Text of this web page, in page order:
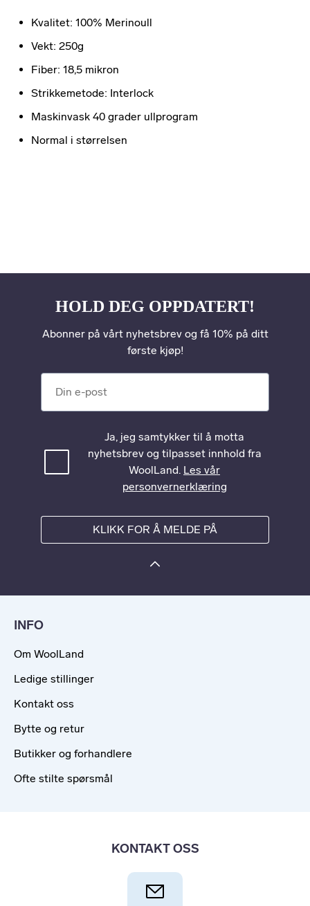
Kvalitet: 100% Merinoull
Vekt: 250g
Fiber: 18,5 mikron
Strikkemetode: Interlock
Maskinvask 40 grader ullprogram
Normal i størrelsen
HOLD DEG OPPDATERT!
Abonner på vårt nyhetsbrev og få 10% på ditt
første kjøp!
Ja, jeg samtykker til å motta
nyhetsbrev og tilpasset innhold fra
WoolLand. Les vår
personvernerklæring
KLIKK FOR Å MELDE PÅ
INFO
Om WoolLand
Ledige stillinger
Kontakt oss
Bytte og retur
Butikker og forhandlere
Ofte stilte spørsmål
KONTAKT OSS